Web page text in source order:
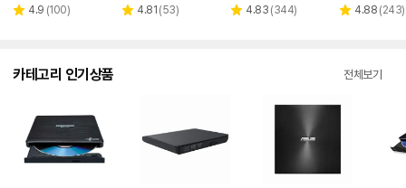
페이
별 4.9 리
(100)
페이
별 4.81 리
(53)
페이
별 4.83 리
(344)
페
별 4.88 리
(243)
카테고리 인기상품 전체보기